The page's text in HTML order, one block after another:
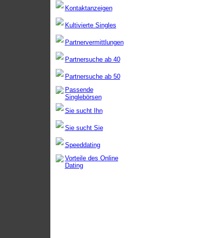
Kontaktanzeigen
Kultivierte Singles
Partnervermittlungen
Partnersuche ab 40
Partnersuche ab 50
Passende
Singlebörsen
Sie sucht Ihn
Sie sucht Sie
Speeddating
Vorteile des Online
Dating